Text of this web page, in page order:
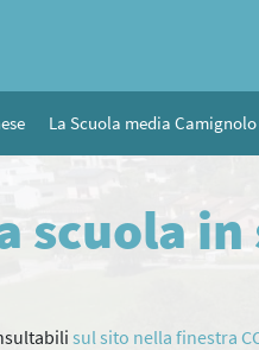
La Scuola media Camignolo
scuola in
sul sito nella finestra